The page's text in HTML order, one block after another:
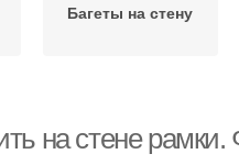
Багеты на стену
на стене